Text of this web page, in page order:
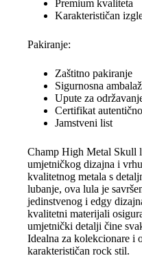
Premium kvaliteta
Karakterističan
Pakiranje:
Zaštitno pakiranje
Sigurnosna
Upute za
Certifikat
Jamstveni list
Champ High Metal Skull
umjetničkog dizajna i
kvalitetnog metala s
lubanje, ova lula je
jedinstvenog i edgy
kvalitetni materijali
umjetnički detalji čine
Idealna za kolekcionare i
karakterističan rock stil.